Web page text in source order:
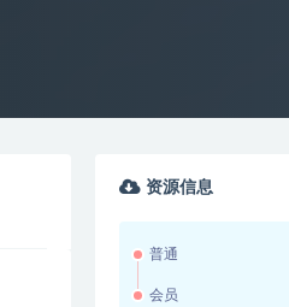
资源信息
普通
会员